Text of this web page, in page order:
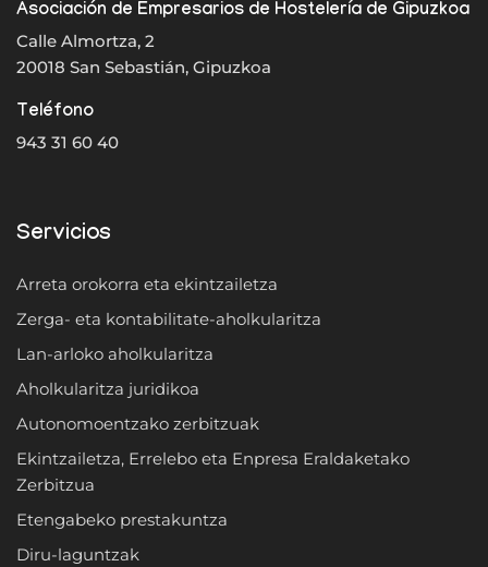
Asociación de Empresarios de Hostelería de Gipuzkoa
Calle Almortza, 2
20018 San Sebastián, Gipuzkoa
Teléfono
943 31 60 40
Servicios
Arreta orokorra eta ekintzailetza
Zerga- eta kontabilitate-aholkularitza
Lan-arloko aholkularitza
Aholkularitza juridikoa
Autonomoentzako zerbitzuak
Ekintzailetza, Errelebo eta Enpresa Eraldaketako
Zerbitzua
Etengabeko prestakuntza
Diru-laguntzak